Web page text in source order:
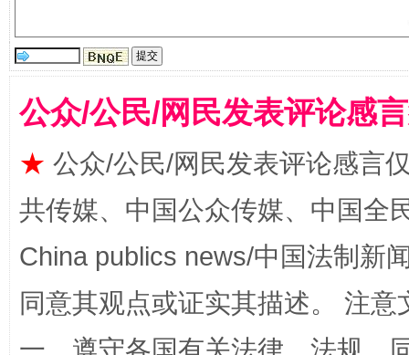
全民健身五年计划来了！等你上场
公众/公民/网民发表评论感
★ 公众/公民/网民发表评论感言
共传媒、中国公众传媒、中国全
China publics news/中国法制新
同意其观点或证实其描述。 注